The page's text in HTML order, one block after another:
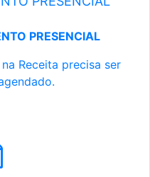
PRESENCIAL
Receita precisa ser